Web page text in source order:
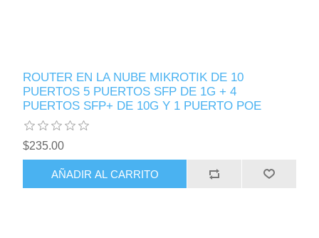
ROUTER EN LA NUBE MIKROTIK DE 10
PUERTOS 5 PUERTOS SFP DE 1G + 4
PUERTOS SFP+ DE 10G Y 1 PUERTO POE
$235.00
AÑADIR AL CARRITO